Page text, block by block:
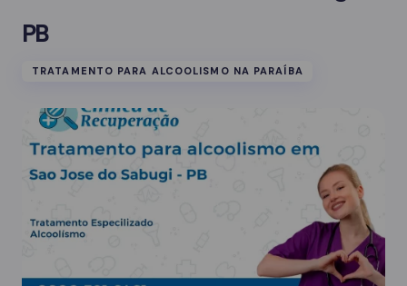
PB
TRATAMENTO PARA ALCOOLISMO NA PARAÍBA